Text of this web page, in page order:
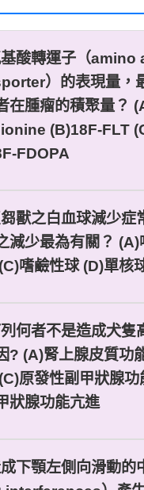
酸轉運子（amino
）的表現量，
在腫瘤的積聚量？
(B)18F-FLT
FDOPA
獸之白血球減少症
減少最為有關？
嗜鹼性球 (D)單核
何者不是造成犬隻
? (A)腎上腺皮質功
原發性副甲狀腺
狀腺功能亢進
下顎左側向滑動的